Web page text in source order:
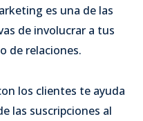
es una de las
de involucrar a tus
de relaciones.
los clientes te ayuda
las suscripciones al